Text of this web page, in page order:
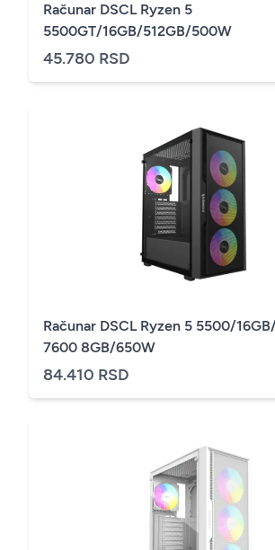
Računar DSCL Ryzen 5
5500GT/16GB/512GB/500W
45.780 RSD
Računar DSCL Ryzen 5 5500/
7600 8GB/650W
84.410 RSD